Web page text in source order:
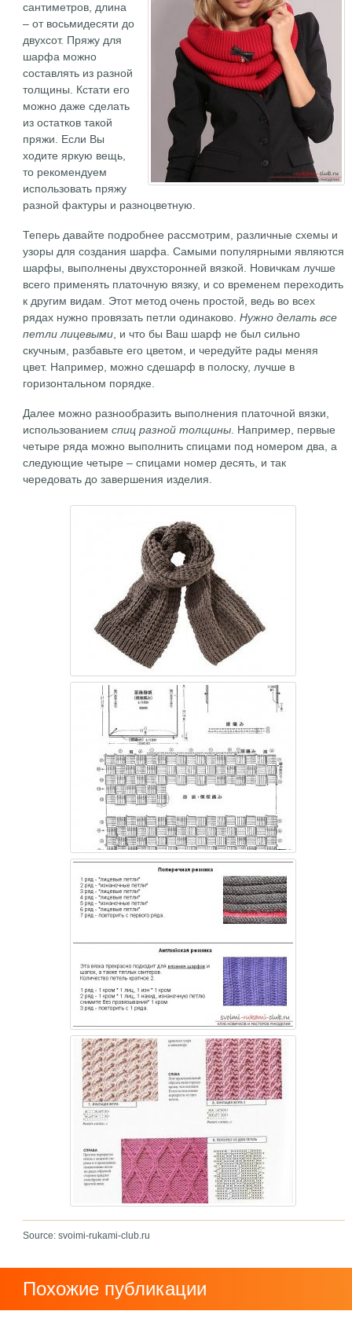
сантиметров, длина
– от восьмидесяти до
двухсот. Пряжу для
шарфа можно
составлять из разной
толщины. Кстати его
можно даже сделать
из остатков такой
пряжи. Если Вы
ходите яркую вещь,
то рекомендуем
использовать пряжу
разной фактуры и разноцветную.
Теперь давайте подробнее рассмотрим, различные схемы и
узоры для создания шарфа. Самыми популярными являются
шарфы, выполнены двухсторонней вязкой. Новичкам лучше
всего применять платочную вязку, и со временем переходить
к другим видам. Этот метод очень простой, ведь во всех
рядах нужно провязать петли одинаково.Нужно делать все
петли лицевыми , и что бы Ваш шарф не был сильно
скучным, разбавьте его цветом, и чередуйте рады меняя
цвет. Например, можно сдешарф в полоску, лучше в
горизонтальном порядке.
Далее можно разнообразить выполнения платочной вязки,
использованиемспиц разной толщины . Например, первые
четыре ряда можно выполнить спицами под номером два, а
следующие четыре – спицами номер десять, и так
чередовать до завершения изделия.
Source: svoimi-rukami-club.ru
Похожие публикации